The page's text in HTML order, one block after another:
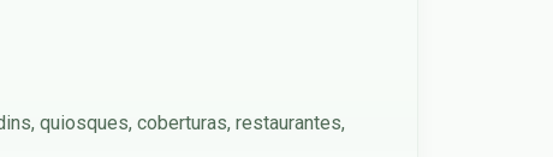
quiosques, coberturas, restaurantes,